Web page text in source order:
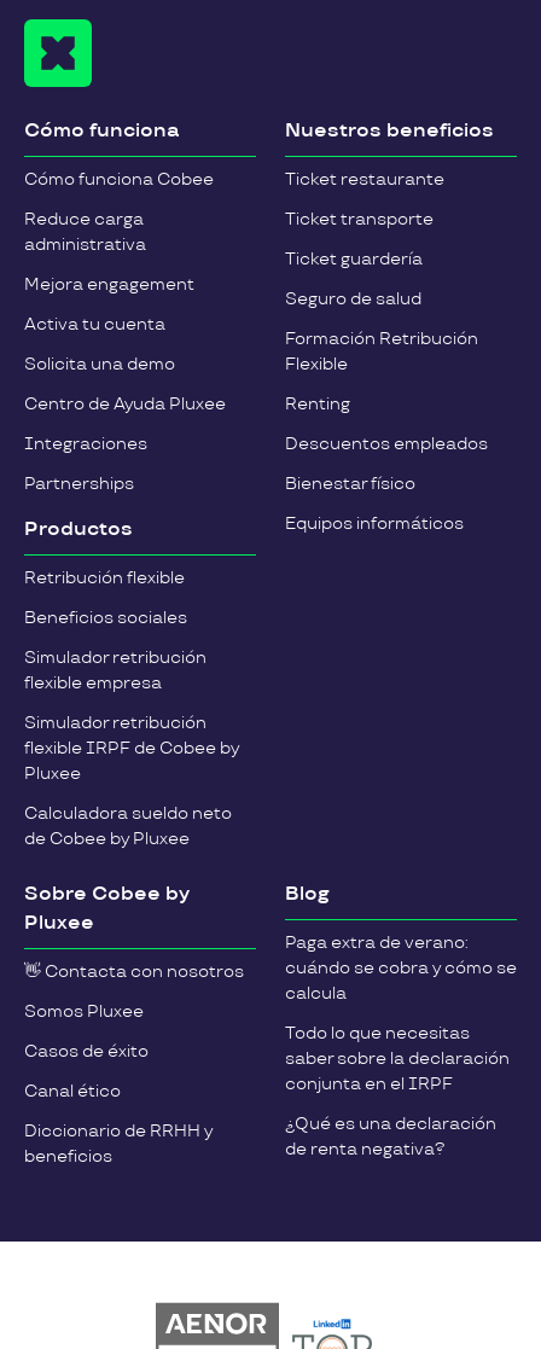
Cómo funciona
Cómo funciona Cobee
Reduce carga
administrativa
Mejora engagement
Activa tu cuenta
Solicita una demo
Centro de Ayuda Pluxee
Integraciones
Partnerships
Productos
Retribución flexible
Beneficios sociales
Simulador retribución
flexible empresa
Simulador retribución
flexible IRPF de Cobee by
Pluxee
Calculadora sueldo neto
de Cobee by Pluxee
Nuestros beneficios
Ticket restaurante
Ticket transporte
Ticket guardería
Seguro de salud
Formación Retribución
Flexible
Renting
Descuentos empleados
Bienestar físico
Equipos informáticos
Sobre Cobee by
Pluxee
👋 Contacta con nosotros
Somos Pluxee
Casos de éxito
Canal ético
Diccionario de RRHH y
beneficios
Blog
Paga extra de verano:
cuándo se cobra y cómo se
calcula
Todo lo que necesitas
saber sobre la declaración
conjunta en el IRPF
¿Qué es una declaración
de renta negativa?